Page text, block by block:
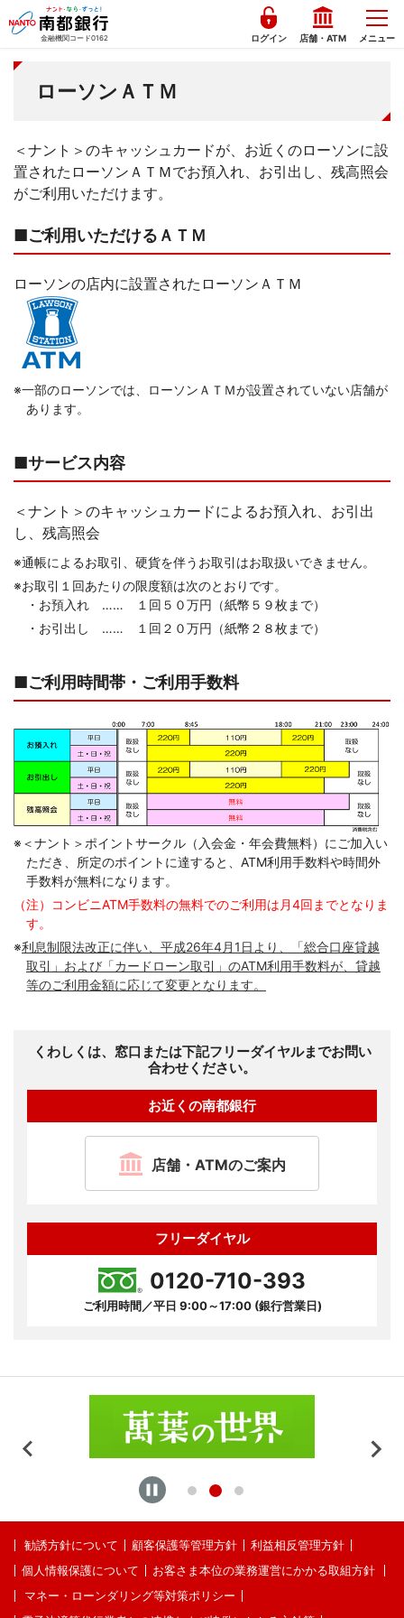
金融機関コード0162 ログイン 店舗・ATM メニュー
ローソンＡＴＭ
＜ナント＞のキャッシュカードが、お近くのローソンに設
置されたローソンＡＴＭでお預入れ、お引出し、残高照会
がご利用いただけます。
■ご利用いただけるＡＴＭ
ローソンの店内に設置されたローソンＡＴＭ
※一部のローソンでは、ローソンＡＴＭが設置されていない店舗が
あります。
■サービス内容
＜ナント＞のキャッシュカードによるお預入れ、お引出
し、残高照会
※通帳によるお取引、硬貨を伴うお取引はお取扱いできません。
※お取引１回あたりの限度額は次のとおりです。
・お預入れ …… １回５０万円（紙幣５９枚まで）
・お引出し …… １回２０万円（紙幣２８枚まで）
■ご利用時間帯・ご利用手数料
※＜ナント＞ポイントサークル（入会金・年会費無料）にご加入い
ただき、所定のポイントに達すると、ATM利用手数料や時間外
手数料が無料になります。
（注）コンビニATM手数料の無料でのご利用は月4回までとなりま
す。
※利息制限法改正に伴い、平成26年4月1日より、「総合口座貸越
取引」および「カードローン取引」のATM利用手数料が、貸越
等のご利用金額に応じて変更となります。
くわしくは、窓口または下記フリーダイヤルまでお問い
合わせください。
お近くの南都銀行
店舗・ATMのご案内
フリーダイヤル
0120-710-393
ご利用時間／平日 9:00～17:00 (銀行営業日)
勧誘方針について 顧客保護等管理方針
利益相反管理方針
個人情報保護について
お客さま本位の業務運営にかかる取組方針
マネー・ローンダリング等対策ポリシー